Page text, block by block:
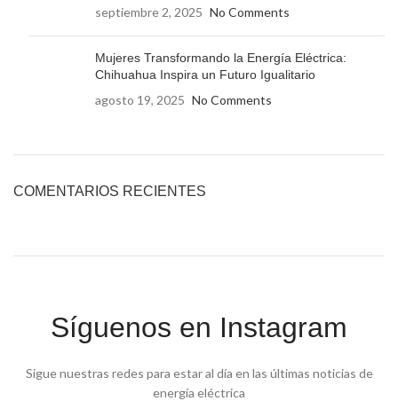
septiembre 2, 2025 No Comments
Mujeres Transformando la Energía Eléctrica:
Chihuahua Inspira un Futuro Igualitario
agosto 19, 2025 No Comments
COMENTARIOS RECIENTES
Síguenos en Instagram
Sigue nuestras redes para estar al día en las últimas noticias de
energía eléctrica